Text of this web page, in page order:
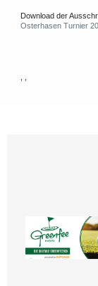
Download der
Osterhasen Turnier
, ,